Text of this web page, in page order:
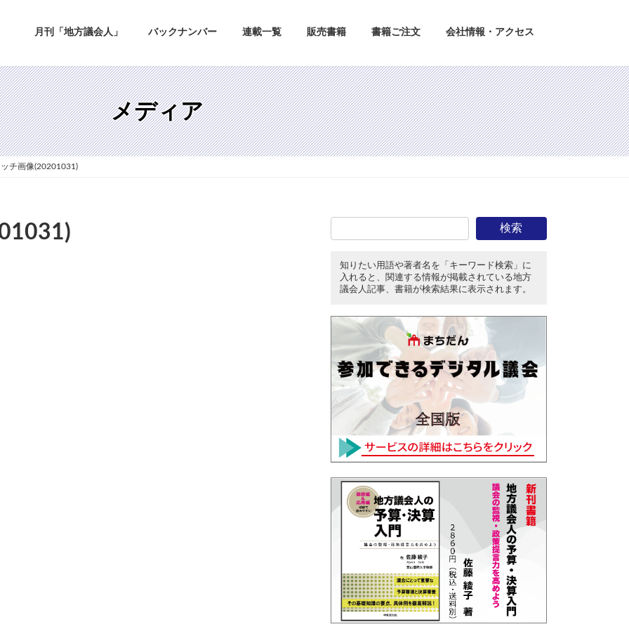
月刊「地方議会人」 バックナンバー 連載一覧 販売書籍 書籍ご注文 会社情報・アクセス
メディア
チ画像(20201031)
検索
知りたい用語や著者名を「キーワード検索」に
入れると、関連する情報が掲載されている地方
議会人記事、書籍が検索結果に表示されます。